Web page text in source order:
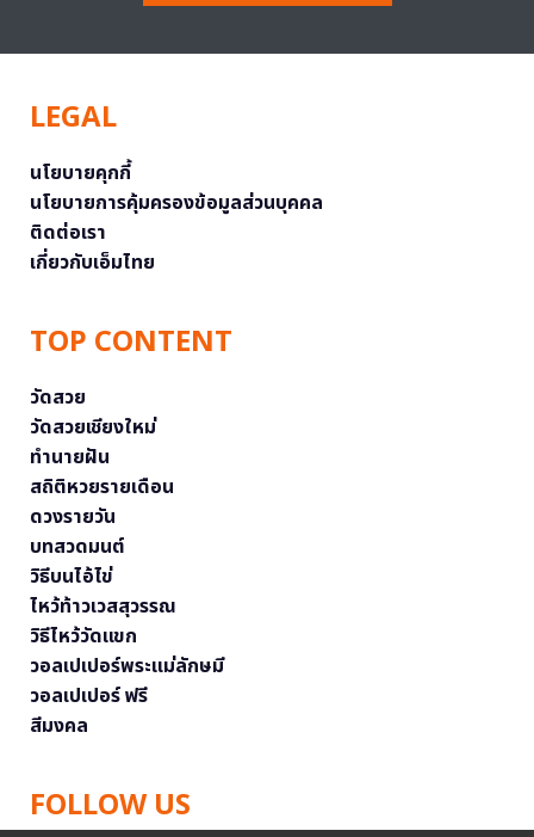
LEGAL
นโยบายคุกกี้
นโยบายการคุ้มครองข้อมูลส่วนบุคคล
ติดต่อเรา
เกี่ยวกับเอ็มไทย
TOP CONTENT
วัดสวย
วัดสวยเชียงใหม่
ทำนายฝัน
สถิติหวยรายเดือน
ดวงรายวัน
บทสวดมนต์
วิธีบนไอ้ไข่
ไหว้ท้าวเวสสุวรรณ
วิธีไหว้วัดแขก
วอลเปเปอร์พระแม่ลักษมี
วอลเปเปอร์ ฟรี
สีมงคล
FOLLOW US